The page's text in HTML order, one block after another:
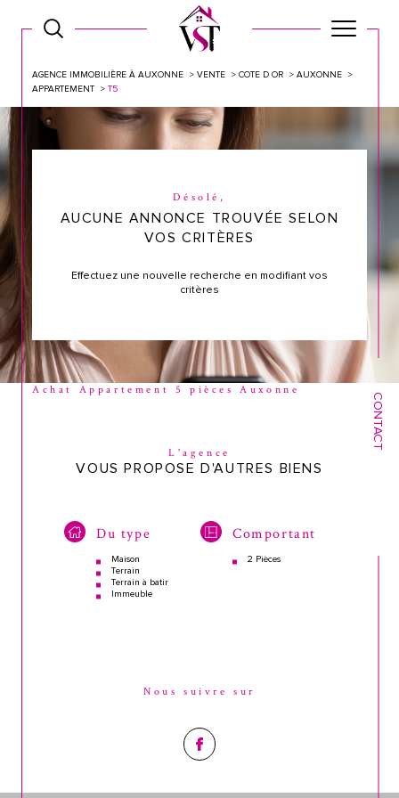
CONTACT
AGENCE IMMOBILIÈRE À AUXONNE VENTE COTE D OR
AUXONNE
APPARTEMENT
T5
Désolé,
AUCUNE ANNONCE TROUVÉE SELON
VOS CRITÈRES
Effectuez une nouvelle recherche en modifiant vos
critères
Achat Appartement 5 pièces Auxonne
L'agence
VOUS PROPOSE D'AUTRES BIENS
Du type
Maison
Terrain
Terrain à batir
Immeuble
Comportant
2 Pièces
Nous suivre sur